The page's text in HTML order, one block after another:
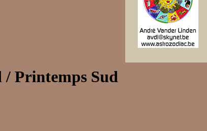
/ Printemps Sud